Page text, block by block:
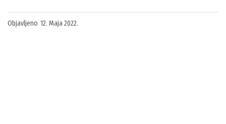
Objavljeno 12. Maja 2022.